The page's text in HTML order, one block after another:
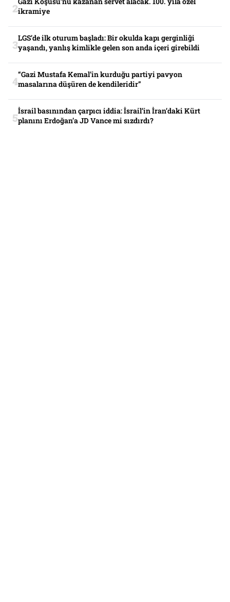
ikramiye
LGS’de ilk oturum başladı: Bir okulda kapı gerginliği
yaşandı, yanlış kimlikle gelen son anda içeri girebildi
“Gazi Mustafa Kemal’in kurduğu partiyi pavyon
masalarına düşüren de kendileridir”
İsrail basınından çarpıcı iddia: İsrail’in İran’daki Kürt
planını Erdoğan’a JD Vance mi sızdırdı?